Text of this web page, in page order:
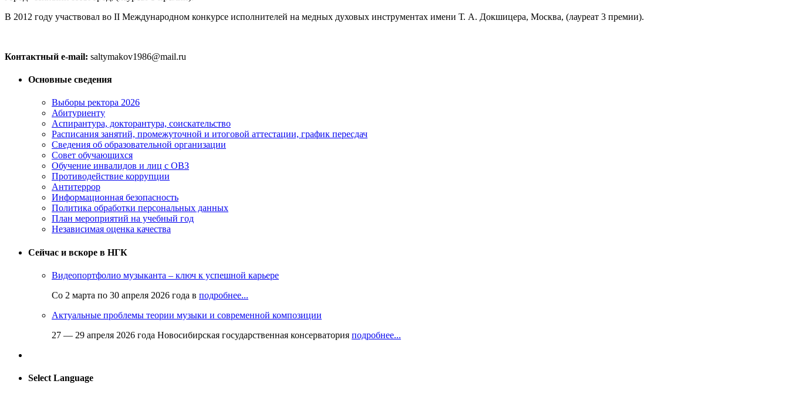
В 2012 году участвовал во II Международном конкурсе исполнителей на медных духовых инструментах имени Т. А. Докшицера, Москва, (лауреат 3 премии).
Контактный e-mail: saltymakov1986@mail.ru
Основные сведения
Выборы ректора 2026
Абитуриенту
Аспирантура, докторантура, соискательство
Расписания занятий, промежуточной и итоговой аттестации, график пересдач
Сведения об образовательной организации
Совет обучающихся
Обучение инвалидов и лиц с ОВЗ
Противодействие коррупции
Антитеррор
Информационная безопасность
Политика обработки персональных данных
План мероприятий на учебный год
Независимая оценка качества
Сейчас и вскоре в НГК
Видеопортфолио музыканта – ключ к успешной карьере
Со 2 марта по 30 апреля 2026 года в подробнее...
Актуальные проблемы теории музыки и современной композиции
27 — 29 апреля 2026 года Новосибирская государственная консерватория подробнее...
Select Language